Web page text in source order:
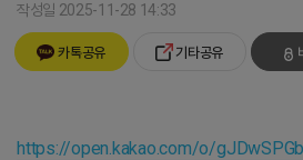
작성일 2025-11-28 14:33
카톡공유 기타공유
https://open.kakao.com/o/gJDwSPGb